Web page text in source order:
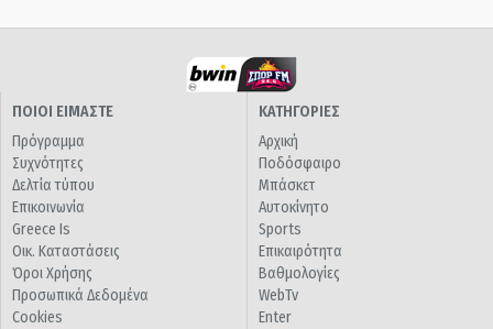
ΠΟΙΟΙ ΕΙΜΑΣΤΕ
Πρόγραμμα
Συχνότητες
Δελτία τύπου
Επικοινωνία
Greece Is
Οικ. Καταστάσεις
Όροι Χρήσης
Προσωπικά Δεδομένα
Cookies
ΚΑΤΗΓΟΡΙΕΣ
Αρχική
Ποδόσφαιρο
Μπάσκετ
Αυτοκίνητο
Sports
Επικαιρότητα
Βαθμολογίες
WebTv
Enter